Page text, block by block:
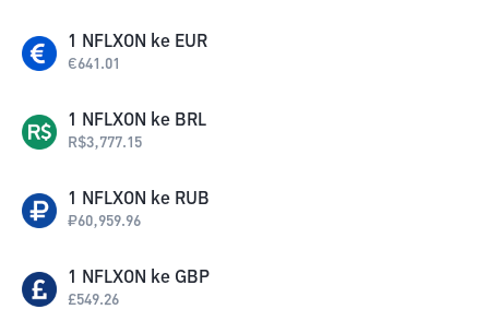
1 NFLXON ke EUR
€641.01
1 NFLXON ke BRL
R$3,777.15
1 NFLXON ke RUB
₽60,959.96
1 NFLXON ke GBP
£549.26